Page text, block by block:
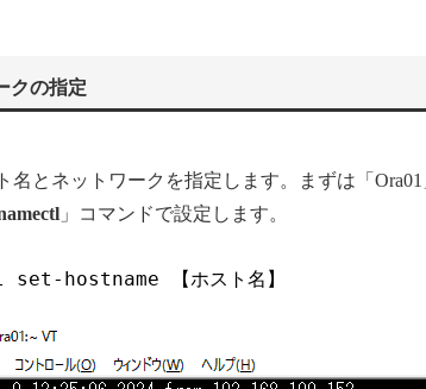
クの指定
名とネットワークを指定します。まずは「
」コマンドで設定します。
hostname 【ホスト名】